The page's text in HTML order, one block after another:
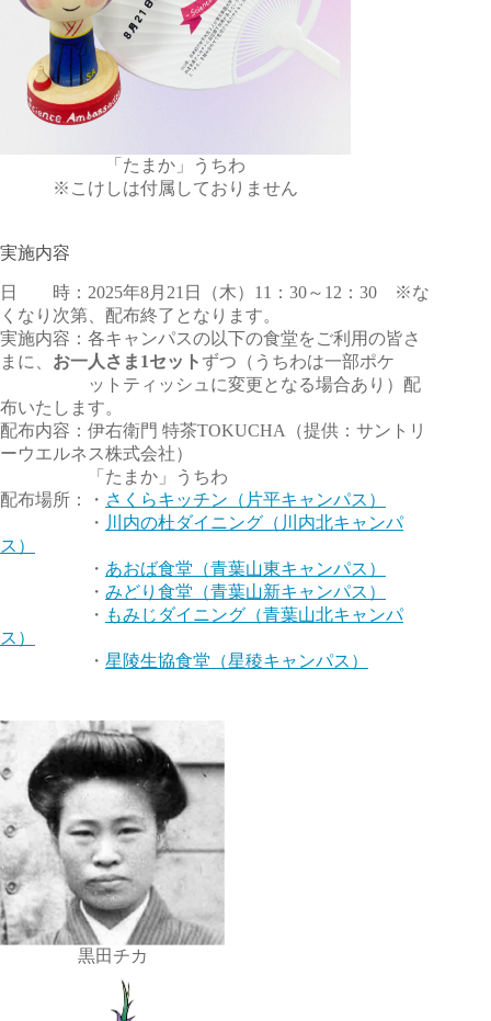
「たまか」うちわ
※こけしは付属しておりません
実施内容
日 時：2025年8月21日（木）11：30～12：30 ※な
くなり次第、配布終了となります。
実施内容：各キャンパスの以下の食堂をご利用の皆さ
まに、 お一人さま1セットずつ（うちわは一部ポケ
ットティッシュに変更となる場合あり）配
布いたします。
配布内容：伊右衛門 特茶TOKUCHA（提供：サントリ
ーウエルネス株式会社）
「たまか」うちわ
配布場所：・ さくらキッチン（片平キャンパス）
・ 川内の杜ダイニング（川内北キャンパ
ス）
・ あおば食堂（青葉山東キャンパス）
・ みどり食堂（青葉山新キャンパス）
・ もみじダイニング（青葉山北キャンパ
ス）
・ 星陵生協食堂（星稜キャンパス）
黒田チカ